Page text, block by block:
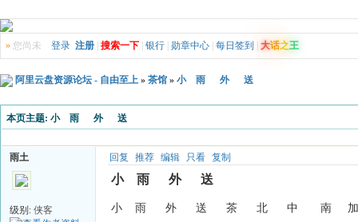
» 您尚未 登录 注册 搜索一下 银行 勋章中心 每日签到 大话之王
阿里云盘资源论坛 - 自由至上 » 茶馆 » 小 雨 外 送
本页主题: 小 雨 外 送
雨土
级别: 侠客
回复 推荐 编辑 只看 复制
小 雨 外 送
小 雨 外 送 茶 北 中 南